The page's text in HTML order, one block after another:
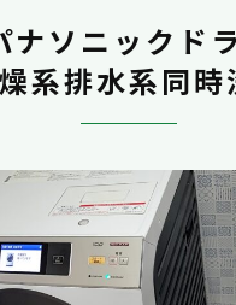
ナソニックド
系排水系同時